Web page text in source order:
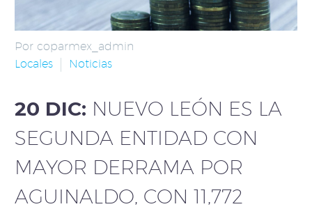
Por coparmex_admin
Locales
Noticias
20 DIC: NUEVO LEÓN ES LA
SEGUNDA ENTIDAD CON
MAYOR DERRAMA POR
AGUINALDO, CON 11,772